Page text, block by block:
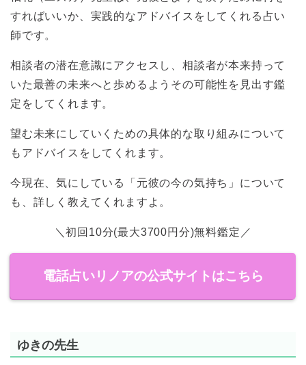
すればいいか、実践的なアドバイスをしてくれる占い
師です。
相談者の潜在意識にアクセスし、相談者が本来持って
いた最善の未来へと歩めるようその可能性を見出す鑑
定をしてくれます。
望む未来にしていくための具体的な取り組みについて
もアドバイスをしてくれます。
今現在、気にしている「元彼の今の気持ち」について
も、詳しく教えてくれますよ。
＼初回10分(最大3700円分)無料鑑定／
電話占いリノアの公式サイトはこちら
ゆきの先生